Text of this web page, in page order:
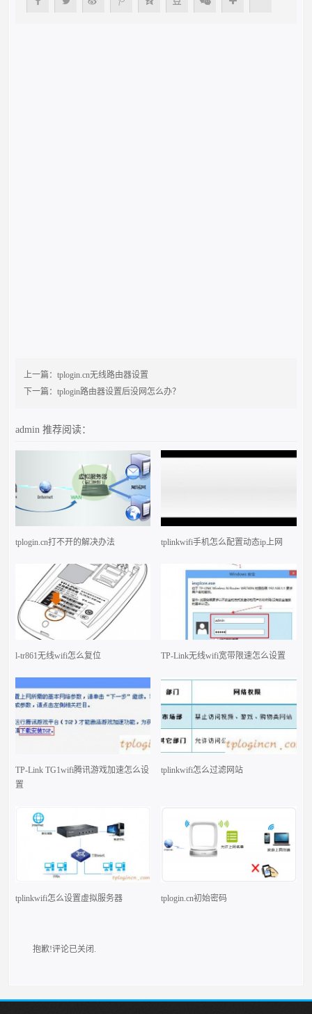
上一篇：tplogin.cn无线路由器设置
下一篇：tplogin路由器设置后没网怎么办？
admin推荐阅读：
tplogin.cn打不开的解决办法 tplinkwifi手机怎么配置动态ip上网
l-tr861无线wifi怎么复位 TP-Link无线wifi宽带限速怎么设置
TP-Link TG1wifi腾讯游戏加速怎么设
置
tplinkwifi怎么过滤网站
tplinkwifi怎么设置虚拟服务器 tplogin.cn初始密码
抱歉!评论已关闭.